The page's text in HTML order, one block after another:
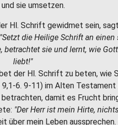
sie umsetzen.
Hl. Schrift gewidmet sein,
"Setzt die Heilige Schrift an einen
betrachtet sie und lernt, wie
liebt!"
der Hl. Schrift zu beten, wie
6. 9-11) im Alten Testament
damit es Frucht
"Der Herr ist mein Hirte,
über mein Leben aussprechen.